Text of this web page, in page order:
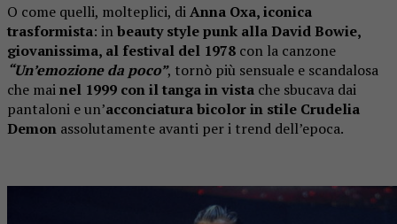
O come quelli, molteplici, diAnna Oxa, iconica
trasformista: inbeauty style punk alla David Bowie,
giovanissima, al festival del 1978 con la canzone
“Un’emozione da poco”, tornò più sensuale e scandalosa
che mainel 1999 con il tanga in vista che sbucava dai
pantaloni e un’acconciatura bicolor in stile Crudelia
Demon assolutamente avanti per i trend dell’epoca.